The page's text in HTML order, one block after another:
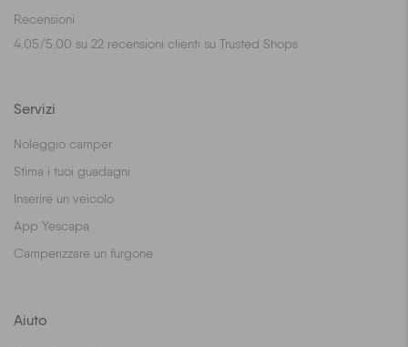
Recensioni
4.05/5.00 su 22 recensioni clienti su Trusted Shops
Servizi
Noleggio camper
Stima i tuoi guadagni
Inserire un veicolo
App Yescapa
Camperizzare un furgone
Aiuto